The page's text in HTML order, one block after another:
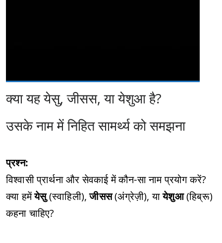
क्या यह येसु, जीसस, या येशुआ है?
उसके नाम में निहित सामर्थ्य को समझना
प्रश्न:
विश्वासी प्रार्थना और सेवकाई में कौन-सा नाम प्रयोग करें?
क्या हमेंयेसु(स्वाहिली),जीसस(अंग्रेज़ी), यायेशुआ(हिब्रू)
कहना चाहिए?